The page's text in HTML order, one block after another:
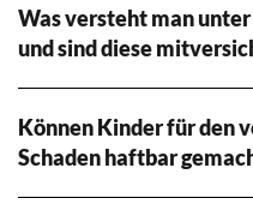
Was versteht man
und sind diese
Können Kinder für den
Schaden haftbar